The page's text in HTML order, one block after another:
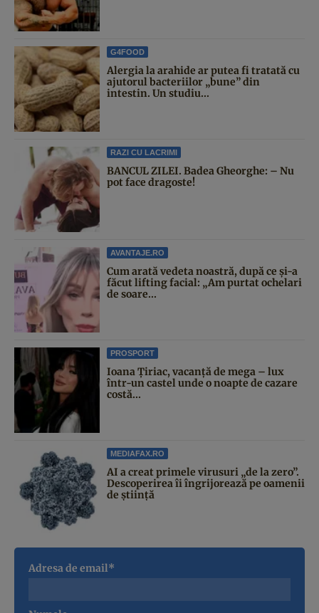
G4FOOD
Alergia la arahide ar putea fi tratată cu
ajutorul bacteriilor „bune” din
intestin. Un studiu...
RAZI CU LACRIMI
BANCUL ZILEI. Badea Gheorghe: – Nu
pot face dragoste!
AVANTAJE.RO
Cum arată vedeta noastră, după ce și-a
făcut lifting facial: „Am purtat ochelari
de soare...
PROSPORT
Ioana Țiriac, vacanță de mega – lux
într-un castel unde o noapte de cazare
costă...
MEDIAFAX.RO
AI a creat primele virusuri „de la zero”.
Descoperirea îi îngrijorează pe oamenii
de știință
Adresa de email*